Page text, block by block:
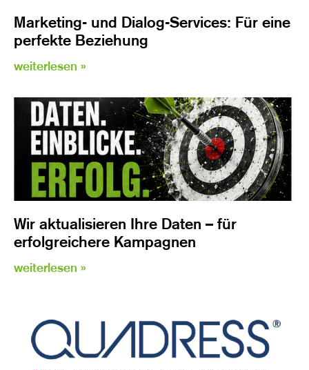
Marketing- und Dialog-Services: Für eine
perfekte Beziehung
weiterlesen »
Wir aktualisieren Ihre Daten – für
erfolgreichere Kampagnen
weiterlesen »